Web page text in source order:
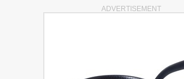
ADVERTISEMENT